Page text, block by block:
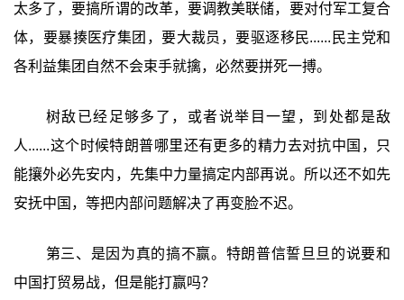
太多了，要搞所谓的改革，要调教美联储，要对付军工复合
体，要暴揍医疗集团，要大裁员，要驱逐移民......民主党和
各利益集团自然不会束手就擒，必然要拼死一搏。
树敌已经足够多了，或者说举目一望，到处都是敌
人......这个时候特朗普哪里还有更多的精力去对抗中国，只
能攘外必先安内，先集中力量搞定内部再说。所以还不如先
安抚中国，等把内部问题解决了再变脸不迟。
第三、是因为真的搞不赢。特朗普信誓旦旦的说要和
中国打贸易战，但是能打赢吗？